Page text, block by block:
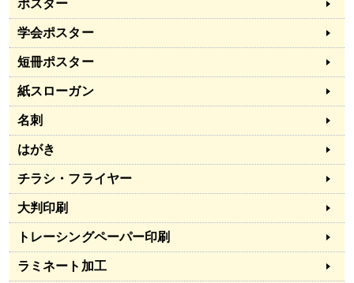
ポスター
学会ポスター
短冊ポスター
紙スローガン
名刺
はがき
チラシ・フライヤー
大判印刷
トレーシングペーパー印刷
ラミネート加工